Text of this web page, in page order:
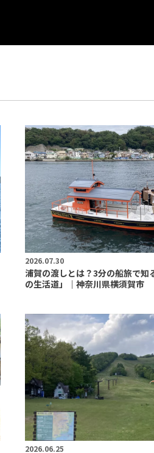
2026.07.30
浦賀の渡しとは？3分の船旅で知
の生活道」｜神奈川県横須賀市
2026.06.25